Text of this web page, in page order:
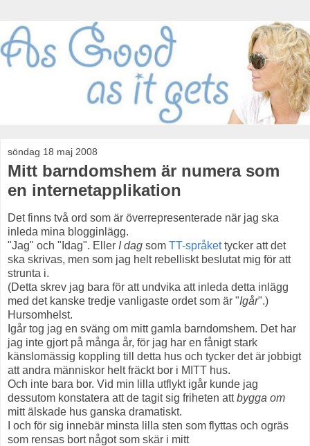
söndag 18 maj 2008
Mitt barndomshem är numera som
en internetapplikation
Det finns två ord som är överrepresenterade när jag ska
inleda mina blogginlägg.
"Jag" och "Idag". Eller I dag som TT-språkettycker att det
ska skrivas, men som jag helt rebelliskt beslutat mig för att
strunta i.
(Detta skrev jag bara för att undvika att inleda detta inlägg
med det kanske tredje vanligaste ordet som är "Igår".)
Hursomhelst.
Igår tog jag en sväng om mitt gamla barndomshem. Det har
jag inte gjort på många år, för jag har en fånigt stark
känslomässig koppling till detta hus och tycker det är jobbigt
att andra människor helt fräckt bor i MITT hus.
Och inte bara bor. Vid min lilla utflykt igår kunde jag
dessutom konstatera att de tagit sig friheten attbygga om
mitt älskade hus ganska dramatiskt.
I och för sig innebär minsta lilla sten som flyttas och ogräs
som rensas bort något som skär i mitt